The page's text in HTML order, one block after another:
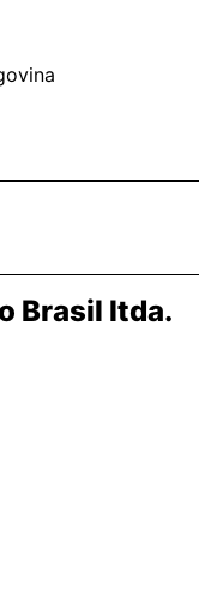
Brasil ltda.